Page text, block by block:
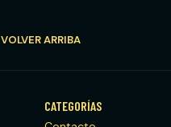
VOLVER ARRIBA
CATEGORÍAS